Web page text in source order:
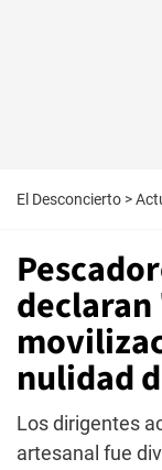
El Desconcierto >
declaran
nulidad
Los dirigentes
artesanal fue